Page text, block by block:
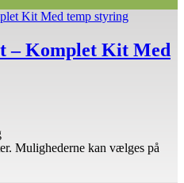
– Komplet Kit Med
Mulighederne kan vælges på